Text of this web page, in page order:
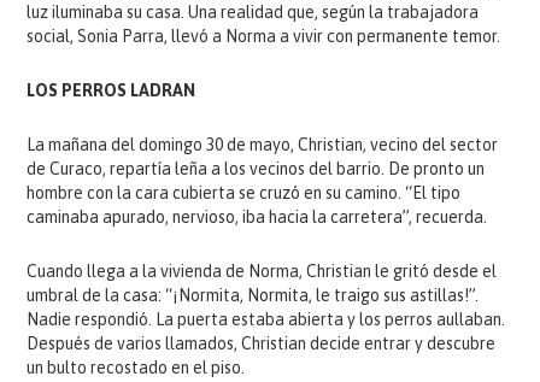
luz iluminaba su casa. Una realidad que, según la trabajadora
social, Sonia Parra, llevó a Norma a vivir con permanente temor.
LOS PERROS LADRAN
La mañana del domingo 30 de mayo, Christian, vecino del sector
de Curaco, repartía leña a los vecinos del barrio. De pronto un
hombre con la cara cubierta se cruzó en su camino. “El tipo
caminaba apurado, nervioso, iba hacia la carretera”, recuerda.
Cuando llega a la vivienda de Norma, Christian le gritó desde el
umbral de la casa: “¡Normita, Normita, le traigo sus astillas!”.
Nadie respondió. La puerta estaba abierta y los perros aullaban.
Después de varios llamados, Christian decide entrar y descubre
un bulto recostado en el piso.